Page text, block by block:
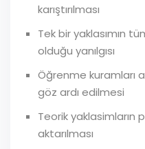
karıştırılması
Tek bir yaklasımın
olduğu yanılgısı
Öğrenme kuramları
göz ardı edilmesi
Teorik yaklasimların
aktarılması